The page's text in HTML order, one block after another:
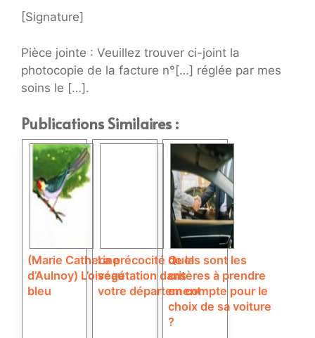
[Signature]
Pièce jointe : Veuillez trouver ci-joint la
photocopie de la facture n°[…] réglée par mes
soins le […].
Publications Similaires :
(Marie Catherine
d’Aulnoy) L’oiseau
bleu
La précocité de la
végétation dans
votre département
Quels sont les
critères à prendre
en compte pour le
choix de sa voiture
?